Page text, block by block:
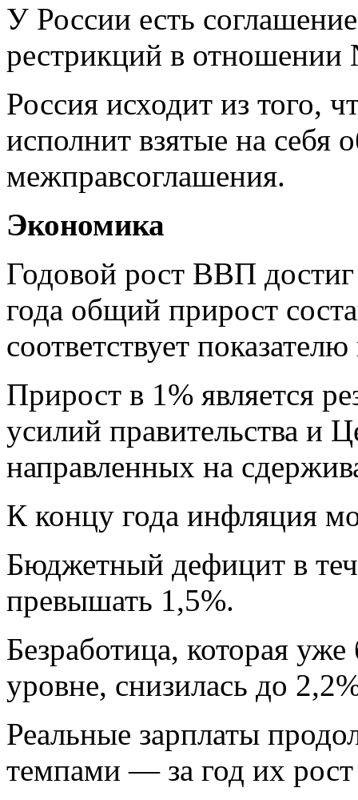
У России есть
рестрикций в отношении
Россия исходит из того,
исполнит взятые на себя
межправсоглашения.
Экономика
Годовой рост ВВП
года общий прирост
соответствует
Прирост в 1% является
усилий правительства и
направленных на
К концу года инфляция
Бюджетный дефицит в
превышать 1,5%.
Безработица, которая
уровне, снизилась до
Реальные зарплаты
темпами — за год их рост